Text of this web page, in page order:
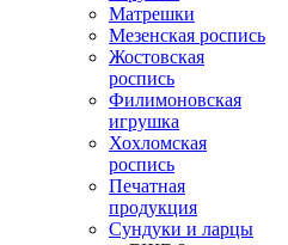
Матрешки
Мезенская роспись
Жостовская
роспись
Филимоновская
игрушка
Хохломская
роспись
Печатная
продукция
Сундуки и ларцы